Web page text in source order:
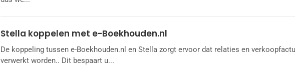
Stella koppelen met e-Boekhouden.nl
De koppeling tussen e-Boekhouden.nl en Stella zorgt ervoor dat relaties en
verwerkt worden.. Dit bespaart u...